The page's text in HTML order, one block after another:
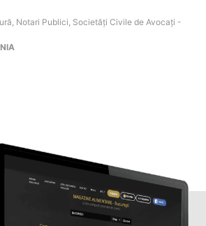
Notari Publici, Societăți Civile de Avocați -